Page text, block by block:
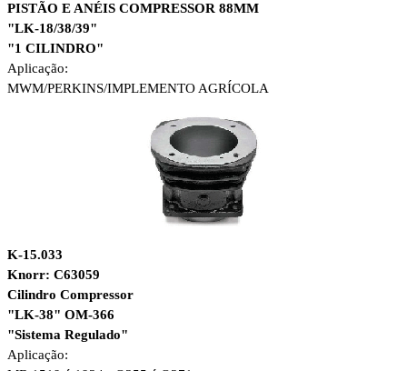
PISTÃO E ANÉIS COMPRESSOR 88MM
"LK-18/38/39"
"1 CILINDRO"
Aplicação:
MWM/PERKINS/IMPLEMENTO AGRÍCOLA
K-15.033
Knorr: C63059
Cilindro Compressor
"LK-38" OM-366
"Sistema Regulado"
Aplicação: